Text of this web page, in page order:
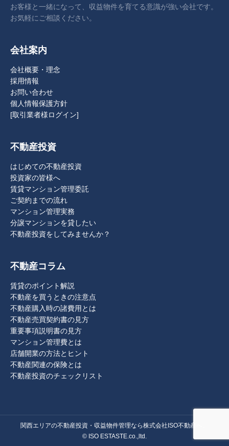
お客様と一緒になって、収益物件を育てる意識が強い会社です。
お気軽にご相談ください。
会社案内
会社概要・理念
採用情報
お問い合わせ
個人情報保護方針
[取引業者様ログイン]
不動産投資
はじめての不動産投資
投資家の皆様へ
賃貸マンション管理委託
ご契約までの流れ
マンション管理実務
分譲マンションを貸したい
不動産投資をしてみませんか？
不動産コラム
賃貸のポイント解説
不動産を買うときの注意点
不動産購入時の諸費用とは
不動産売買契約書の見方
重要事項説明書の見方
マンション管理費とは
店舗開業の方法とヒント
不動産関連の保険とは
不動産投資のチェックリスト
関西エリアの不動産投資・収益物件管理なら株式会社ISO不動産へ。
© ISO ESTASTE.co.,ltd.